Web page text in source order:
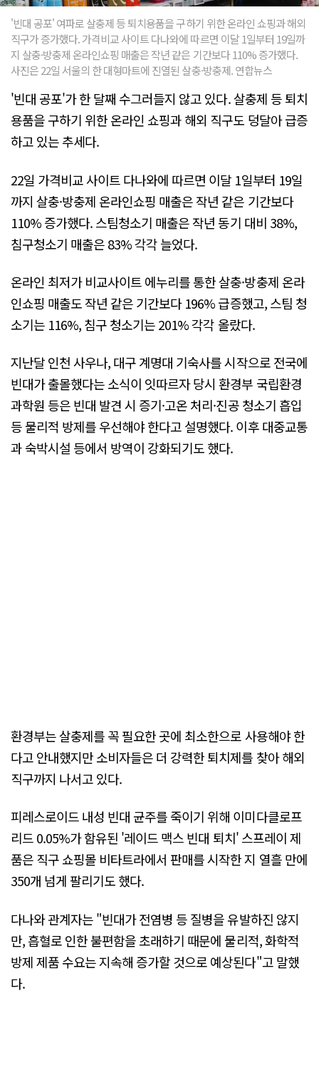
'빈대 공포' 여파로 살충제 등 퇴치용품을 구하기 위한 온라인 쇼핑과 해외
직구가 증가했다. 가격비교 사이트 다나와에 따르면 이달 1일부터 19일까
지 살충·방충제 온라인쇼핑 매출은 작년 같은 기간보다 110% 증가했다.
사진은 22일 서울의 한 대형마트에 진열된 살충·방충제. 연합뉴스
'빈대 공포'가 한 달째 수그러들지 않고 있다. 살충제 등 퇴치
용품을 구하기 위한 온라인 쇼핑과 해외 직구도 덩달아 급증
하고 있는 추세다.
22일 가격비교 사이트 다나와에 따르면 이달 1일부터 19일
까지 살충·방충제 온라인쇼핑 매출은 작년 같은 기간보다
110% 증가했다. 스팀청소기 매출은 작년 동기 대비 38%,
침구청소기 매출은 83% 각각 늘었다.
온라인 최저가 비교사이트 에누리를 통한 살충·방충제 온라
인쇼핑 매출도 작년 같은 기간보다 196% 급증했고, 스팀 청
소기는 116%, 침구 청소기는 201% 각각 올랐다.
지난달 인천 사우나, 대구 계명대 기숙사를 시작으로 전국에
빈대가 출몰했다는 소식이 잇따르자 당시 환경부 국립환경
과학원 등은 빈대 발견 시 증기·고온 처리·진공 청소기 흡입
등 물리적 방제를 우선해야 한다고 설명했다. 이후 대중교통
과 숙박시설 등에서 방역이 강화되기도 했다.
환경부는 살충제를 꼭 필요한 곳에 최소한으로 사용해야 한
다고 안내했지만 소비자들은 더 강력한 퇴치제를 찾아 해외
직구까지 나서고 있다.
피레스로이드 내성 빈대 균주를 죽이기 위해 이미다클로프
리드 0.05%가 함유된 '레이드 맥스 빈대 퇴치' 스프레이 제
품은 직구 쇼핑몰 비타트라에서 판매를 시작한 지 열흘 만에
350개 넘게 팔리기도 했다.
다나와 관계자는 "빈대가 전염병 등 질병을 유발하진 않지
만, 흡혈로 인한 불편함을 초래하기 때문에 물리적, 화학적
방제 제품 수요는 지속해 증가할 것으로 예상된다"고 말했
다.